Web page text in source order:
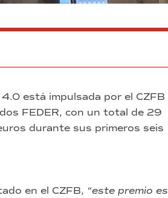
está impulsada por el CZFB
FEDER, con un total de 29
durante sus primeros seis
en el CZFB, “este premio es